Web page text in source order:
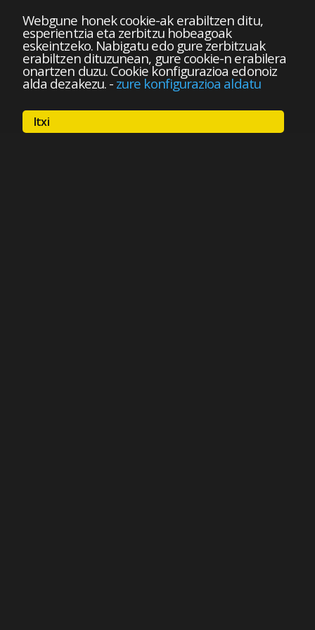
Webgune honek cookie-ak erabiltzen ditu,
esperientzia eta zerbitzu hobeagoak
eskeintzeko. Nabigatu edo gure zerbitzuak
erabiltzen dituzunean, gure cookie-n erabilera
onartzen duzu. Cookie konfigurazioa edonoiz
alda dezakezu.- zure konfigurazioa aldatu
Itxi